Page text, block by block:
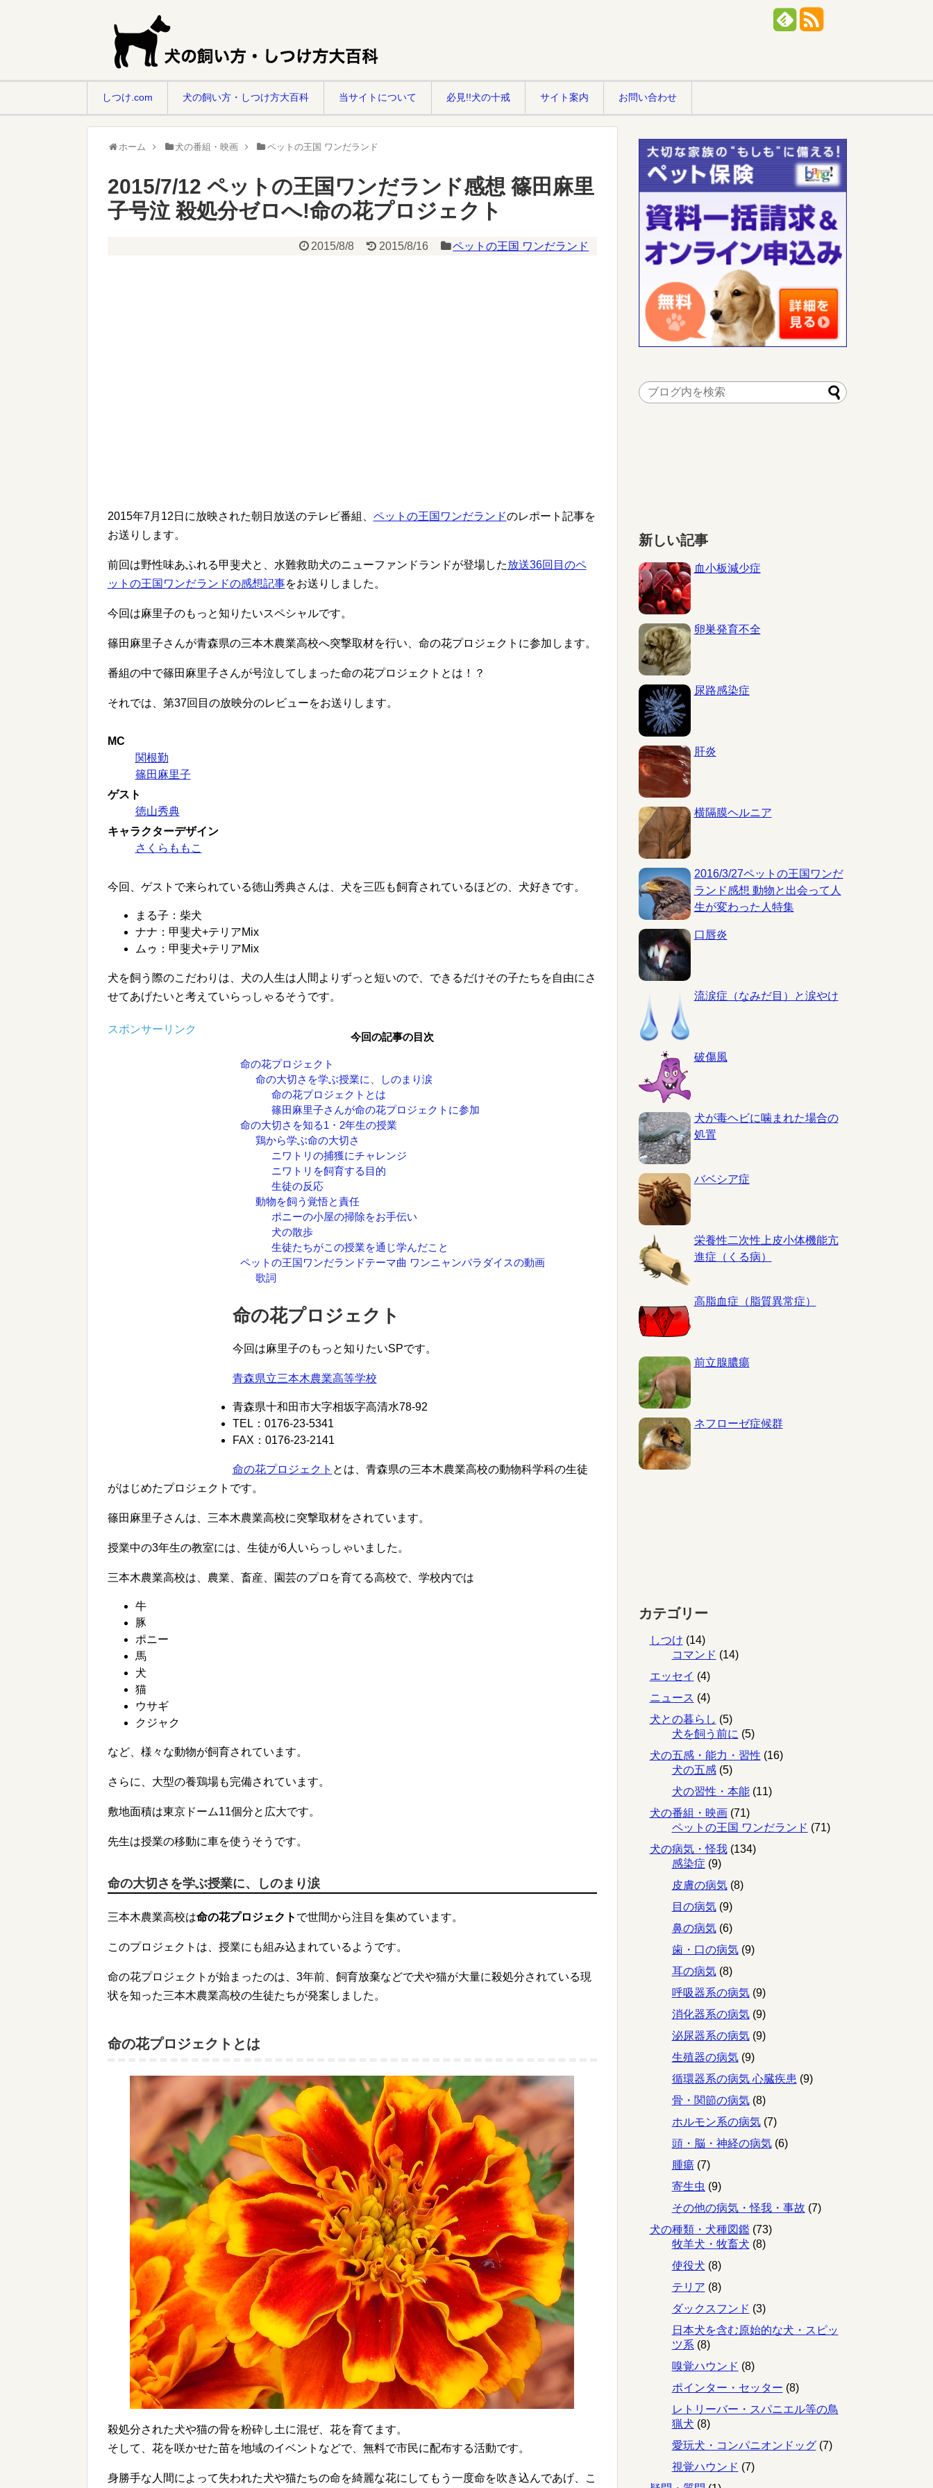
しつけ.com 犬の飼い方・しつけ方大百科 当サイトについて 必見!!犬の十戒 サイト案内 お問い合わせ
ホーム 犬の番組・映画 ペットの王国 ワンだランド
2015/7/12 ペットの王国ワンだランド感想 篠田麻里
子号泣 殺処分ゼロへ!命の花プロジェクト
2015/8/8 2015/8/16 ペットの王国 ワンだランド
2015年7月12日に放映された朝日放送のテレビ番組、 ペットの王国ワンだランドのレポート記事を
お送りします。
前回は野性味あふれる甲斐犬と、水難救助犬のニューファンドランドが登場した放送36回目のペ
ットの王国ワンだランドの感想記事をお送りしました。
今回は麻里子のもっと知りたいスペシャルです。
篠田麻里子さんが青森県の三本木農業高校へ突撃取材を行い、命の花プロジェクトに参加します。
番組の中で篠田麻里子さんが号泣してしまった命の花プロジェクトとは！？
それでは、第37回目の放映分のレビューをお送りします。
MC
関根勤
篠田麻里子
ゲスト
徳山秀典
キャラクターデザイン
さくらももこ
今回、ゲストで来られている徳山秀典さんは、犬を三匹も飼育されているほどの、犬好きです。
まる子：柴犬
ナナ：甲斐犬+テリアMix
ムゥ：甲斐犬+テリアMix
犬を飼う際のこだわりは、犬の人生は人間よりずっと短いので、できるだけその子たちを自由にさ
せてあげたいと考えていらっしゃるそうです。
スポンサーリンク
今回の記事の目次
命の花プロジェクト
命の大切さを学ぶ授業に、しのまり涙
命の花プロジェクトとは
篠田麻里子さんが命の花プロジェクトに参加
命の大切さを知る1・2年生の授業
鶏から学ぶ命の大切さ
ニワトリの捕獲にチャレンジ
ニワトリを飼育する目的
生徒の反応
動物を飼う覚悟と責任
ポニーの小屋の掃除をお手伝い
犬の散歩
生徒たちがこの授業を通じ学んだこと
ペットの王国ワンだランドテーマ曲 ワンニャンパラダイスの動画
歌詞
命の花プロジェクト
今回は麻里子のもっと知りたいSPです。
青森県立三本木農業高等学校
青森県十和田市大字相坂字高清水78-92
TEL：0176-23-5341
FAX：0176-23-2141
命の花プロジェクト とは、青森県の三本木農業高校の動物科学科の生徒
がはじめたプロジェクトです。
篠田麻里子さんは、三本木農業高校に突撃取材をされています。
授業中の3年生の教室には、生徒が6人いらっしゃいました。
三本木農業高校は、農業、畜産、園芸のプロを育てる高校で、学校内では
牛
豚
ポニー
馬
犬
猫
ウサギ
クジャク
など、様々な動物が飼育されています。
さらに、大型の養鶏場も完備されています。
敷地面積は東京ドーム11個分と広大です。
先生は授業の移動に車を使うそうです。
命の大切さを学ぶ授業に、しのまり涙
三本木農業高校は命の花プロジェクト で世間から注目を集めています。
このプロジェクトは、授業にも組み込まれているようです。
命の花プロジェクトが始まったのは、3年前、飼育放棄などで犬や猫が大量に殺処分されている現
状を知った三本木農業高校の生徒たちが発案しました。
命の花プロジェクトとは
殺処分された犬や猫の骨を粉砕し土に混ぜ、花を育てます。
そして、花を咲かせた苗を地域のイベントなどで、無料で市民に配布する活動です。
身勝手な人間によって失われた犬や猫たちの命を綺麗な花にしてもう一度命を吹き込んであげ、こ
新しい記事
血小板減少症
卵巣発育不全
尿路感染症
肝炎
横隔膜ヘルニア
2016/3/27ペットの王国ワンだ
ランド感想 動物と出会って人
生が変わった人特集
口唇炎
流涙症（なみだ目）と涙やけ
破傷風
犬が毒ヘビに噛まれた場合の
処置
バベシア症
栄養性二次性上皮小体機能亢
進症（くる病）
高脂血症（脂質異常症）
前立腺膿瘍
ネフローゼ症候群
カテゴリー
しつけ (14)
コマンド (14)
エッセイ (4)
ニュース (4)
犬との暮らし (5)
犬を飼う前に (5)
犬の五感・能力・習性 (16)
犬の五感(5)
犬の習性・本能(11)
犬の番組・映画(71)
ペットの王国 ワンだランド (71)
犬の病気・怪我(134)
感染症 (9)
皮膚の病気(8)
目の病気(9)
鼻の病気(6)
歯・口の病気(9)
耳の病気(8)
呼吸器系の病気(9)
消化器系の病気(9)
泌尿器系の病気(9)
生殖器の病気(9)
循環器系の病気 心臓疾患 (9)
骨・関節の病気(8)
ホルモン系の病気(7)
頭・脳・神経の病気(6)
腫瘍(7)
寄生虫 (9)
その他の病気・怪我・事故 (7)
犬の種類・犬種図鑑(73)
牧羊犬・牧畜犬 (8)
使役犬 (8)
テリア (8)
ダックスフンド (3)
日本犬を含む原始的な犬・スピッ
ツ系 (8)
嗅覚ハウンド (8)
ポインター・セッター (8)
レトリーバー・スパニエル等の鳥
猟犬 (8)
愛玩犬・コンパニオンドッグ(7)
視覚ハウンド (7)